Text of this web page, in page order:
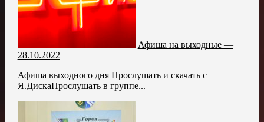
Афиша на выходные —
28.10.2022
Афиша выходного дня Прослушать и скачать с
Я.ДискаПрослушать в группе...